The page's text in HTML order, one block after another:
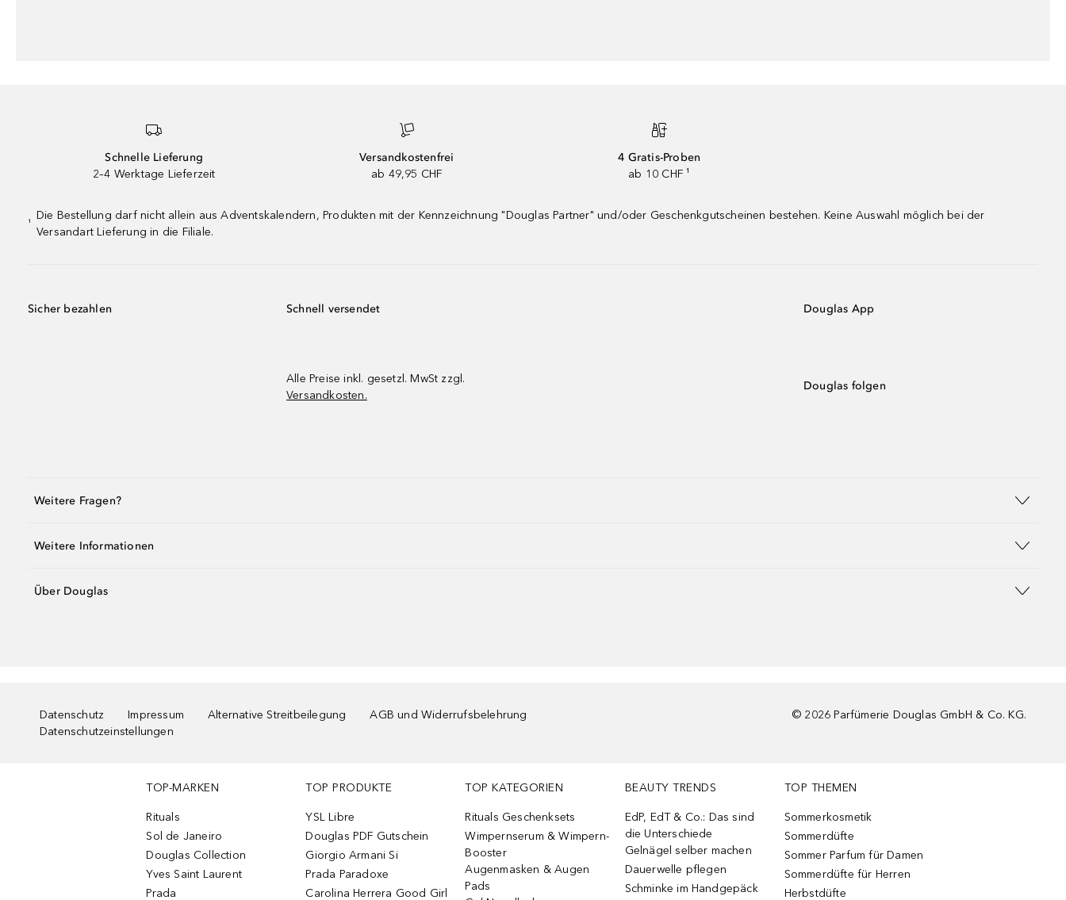
Schnelle Lieferung
2–4 Werktage Lieferzeit
Versandkostenfrei
ab 49,95 CHF
4 Gratis-Proben
ab 10 CHF ¹
¹
Die Bestellung darf nicht allein aus Adventskalendern, Produkten mit der Kennzeichnung "Douglas Partner" und/oder Geschenkgutscheinen bestehen. Keine Auswahl möglich bei der
Versandart Lieferung in die Filiale.
Sicher bezahlen Schnell versendet
Alle Preise inkl. gesetzl. MwSt zzgl.
Versandkosten.
Douglas App
Douglas folgen
Weitere Fragen?
Weitere Informationen
Über Douglas
Datenschutz Impressum Alternative Streitbeilegung
AGB und Widerrufsbelehrung
Datenschutzeinstellungen
© 2026 Parfümerie Douglas GmbH & Co. KG.
TOP-MARKEN
Rituals
Sol de Janeiro
Douglas Collection
Yves Saint Laurent
Prada
TOP PRODUKTE
YSL Libre
Douglas PDF Gutschein
Giorgio Armani Si
Prada Paradoxe
Carolina Herrera Good Girl
TOP KATEGORIEN
Rituals Geschenksets
Wimpernserum & Wimpern-
Booster
Augenmasken & Augen
Pads
BEAUTY TRENDS
EdP, EdT & Co.: Das sind
die Unterschiede
Gelnägel selber machen
Dauerwelle pflegen
Schminke im Handgepäck
TOP THEMEN
Sommerkosmetik
Sommerdüfte
Sommer Parfum für Damen
Sommerdüfte für Herren
Herbstdüfte